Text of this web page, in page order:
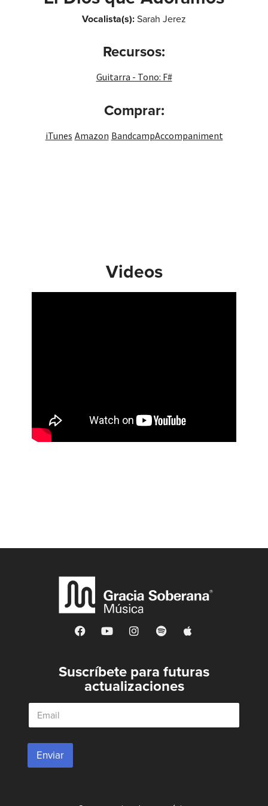
Vocalista(s):Sarah Jerez
Recursos:
Guitarra - Tono: F#
Comprar:
iTunes Amazon BandcampAccompaniment
Videos
Suscríbete para futuras
actualizaciones
E
a
i
*
Enviar